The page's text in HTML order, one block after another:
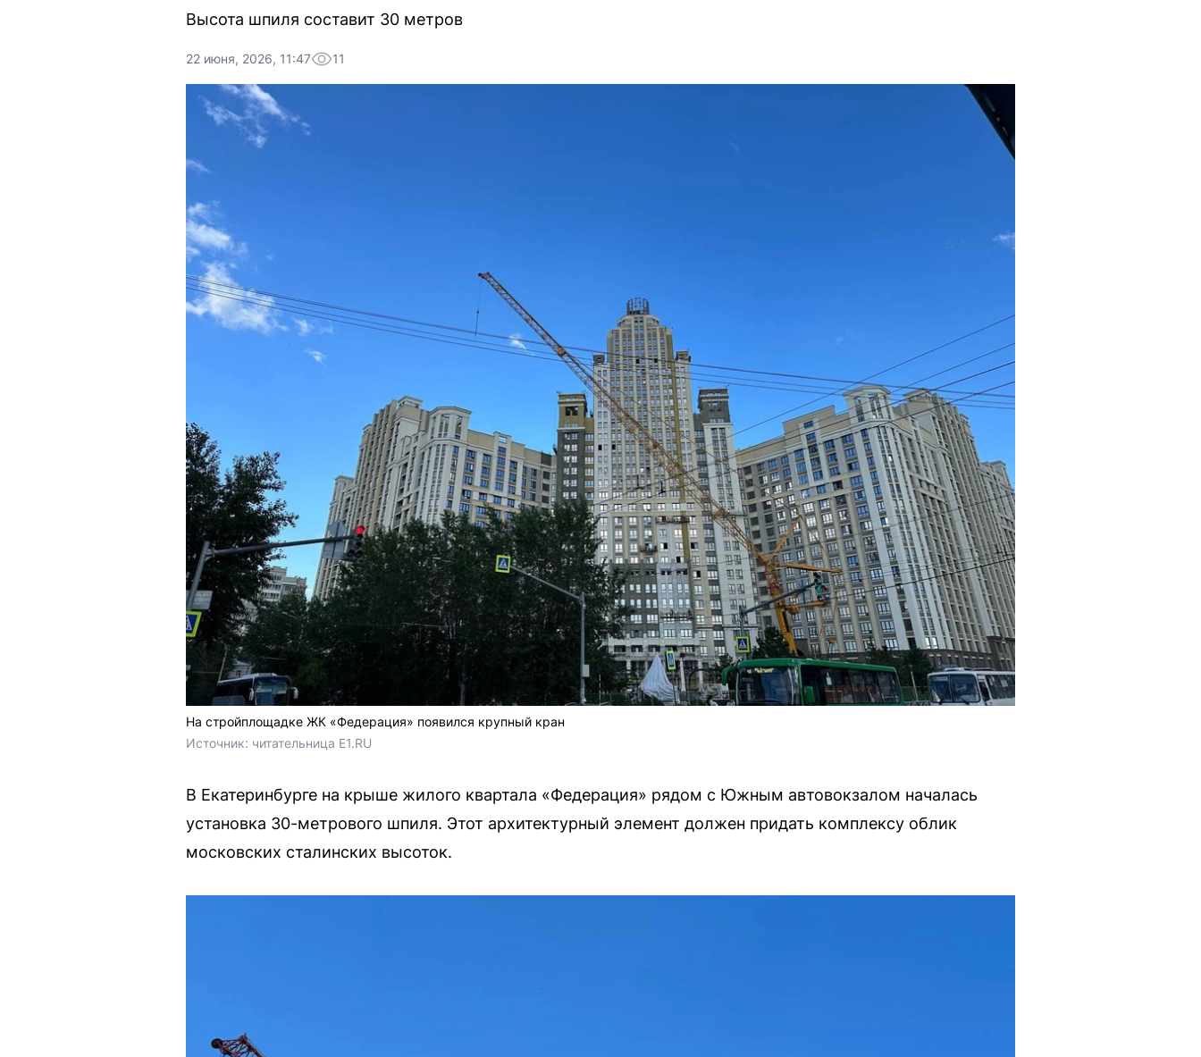
Высота шпиля составит 30 метров
22 июня, 2026, 11:47 11
На стройплощадке ЖК «Федерация» появился крупный кран
Источник: читательница E1.RU
В Екатеринбурге на крыше жилого квартала «Федерация» рядом с Южным автовокзалом началась
установка 30-метрового шпиля. Этот архитектурный элемент должен придать комплексу облик
московских сталинских высоток.